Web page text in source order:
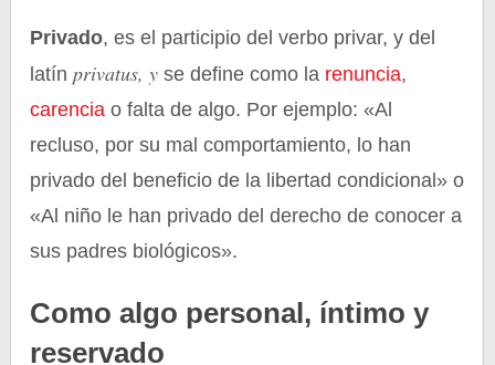
Privado, es el participio del verbo privar, y del
latínprivatus, y se define como la renuncia,
carencia o falta de algo. Por ejemplo: «Al
recluso, por su mal comportamiento, lo han
privado del beneficio de la libertad condicional» o
«Al niño le han privado del derecho de conocer a
sus padres biológicos».
Como algo personal, íntimo y
reservado